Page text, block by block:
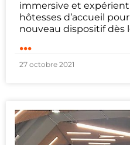
immersive et
hôtesses d’accueil
nouveau dispositif dès
...
27 octobre 2021